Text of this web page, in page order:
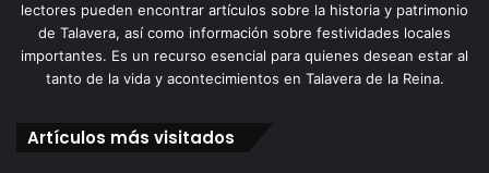
lectores pueden encontrar artículos sobre la historia y patrimonio
de Talavera, así como información sobre festividades locales
importantes. Es un recurso esencial para quienes desean estar al
tanto de la vida y acontecimientos en Talavera de la Reina.
Artículos más visitados